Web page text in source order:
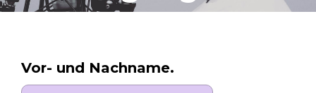
Vor- und Nachname.